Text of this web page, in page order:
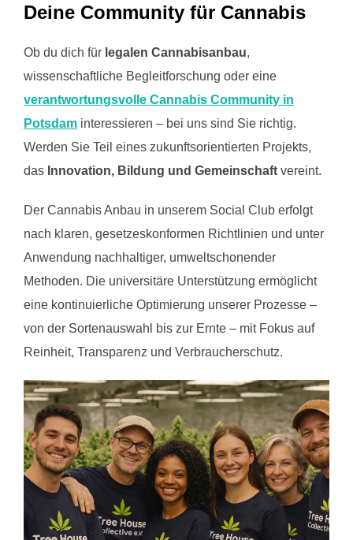
Deine Community für Cannabis
Ob du dich für legalen Cannabisanbau,
wissenschaftliche Begleitforschung oder eine
verantwortungsvolle Cannabis Community in
Potsdam interessieren – bei uns sind Sie richtig.
Werden Sie Teil eines zukunftsorientierten Projekts,
das Innovation, Bildung und Gemeinschaft vereint.
Der Cannabis Anbau in unserem Social Club erfolgt
nach klaren, gesetzeskonformen Richtlinien und unter
Anwendung nachhaltiger, umweltschonender
Methoden. Die universitäre Unterstützung ermöglicht
eine kontinuierliche Optimierung unserer Prozesse –
von der Sortenauswahl bis zur Ernte – mit Fokus auf
Reinheit, Transparenz und Verbraucherschutz.